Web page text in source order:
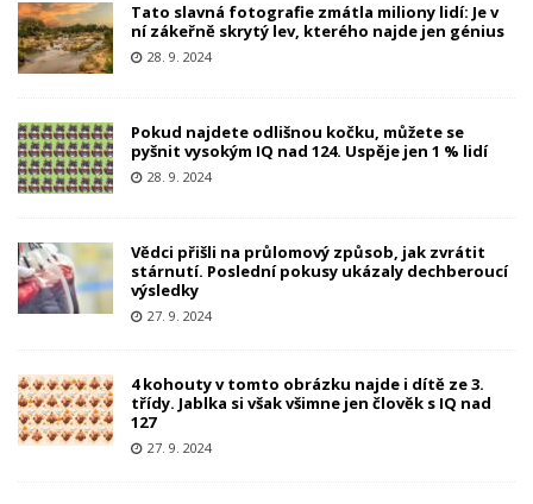
Tato slavná fotografie zmátla miliony lidí: Je v
ní zákeřně skrytý lev, kterého najde jen génius
28. 9. 2024
Pokud najdete odlišnou kočku, můžete se
pyšnit vysokým IQ nad 124. Uspěje jen 1 % lidí
28. 9. 2024
Vědci přišli na průlomový způsob, jak zvrátit
stárnutí. Poslední pokusy ukázaly dechberoucí
výsledky
27. 9. 2024
4 kohouty v tomto obrázku najde i dítě ze 3.
třídy. Jablka si však všimne jen člověk s IQ nad
127
27. 9. 2024